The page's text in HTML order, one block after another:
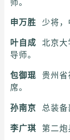
师。
申万胜 少将，
叶自成 北京大
导师。
包御琨 贵州
席。
孙南京 总装备
李广琪 第二炮